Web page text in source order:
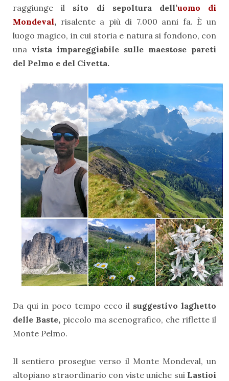
raggiunge il sito di sepoltura dell’uomo di
Mondeval, risalente a più di 7.000 anni fa. È un
luogo magico, in cui storia e natura si fondono, con
una vista impareggiabile sulle maestose pareti
del Pelmo e del Civetta.
Da qui in poco tempo ecco il suggestivo laghetto
delle Baste, piccolo ma scenografico, che riflette il
Monte Pelmo.
Il sentiero prosegue verso il Monte Mondeval, un
altopiano straordinario con viste uniche sui Lastioi